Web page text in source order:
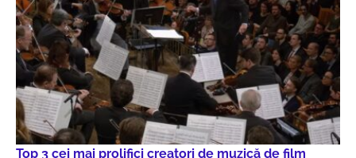
Top 3 cei mai prolifici creatori de muzică de film